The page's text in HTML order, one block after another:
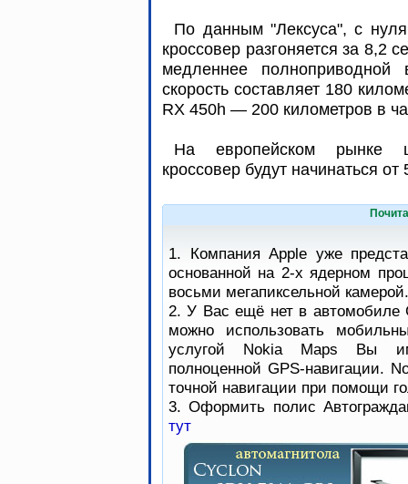
По данным "Лексуса", с
кроссовер разгоняется за 8,2
медленнее
скорость составляет 180
RX 450h — 200 километров в
На европейском рынке
кроссовер будут начинаться
1. Компания Apple уже
основанной на 2-х ядерном
восьми мегапиксельной камерой.
2. У Вас ещё нет в автомобиле
можно использовать
услугой Nokia Maps Вы
полноценной GPS-навигации.
точной навигации при помощи
3. Оформить полис
тут